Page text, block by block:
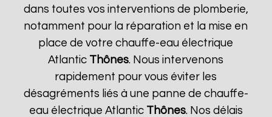
dans toutes vos interventions de plomberie,
notamment pour la réparation et la mise en
place de votre chauffe-eau électrique
Atlantic Thônes. Nous intervenons
rapidement pour vous éviter les
désagréments liés à une panne de chauffe-
eau électrique Atlantic Thônes. Nos délais